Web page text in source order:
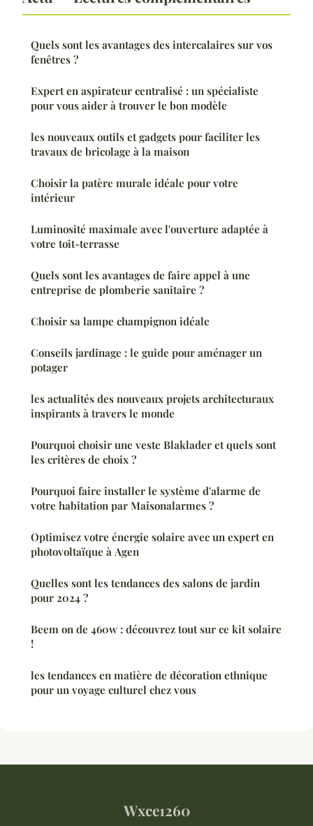
Quels sont les avantages des intercalaires sur vos
fenêtres ?
Expert en aspirateur centralisé : un spécialiste
pour vous aider à trouver le bon modèle
les nouveaux outils et gadgets pour faciliter les
travaux de bricolage à la maison
Choisir la patère murale idéale pour votre
intérieur
Luminosité maximale avec l'ouverture adaptée à
votre toit-terrasse
Quels sont les avantages de faire appel à une
entreprise de plomberie sanitaire ?
Choisir sa lampe champignon idéale
Conseils jardinage : le guide pour aménager un
potager
les actualités des nouveaux projets architecturaux
inspirants à travers le monde
Pourquoi choisir une veste Blaklader et quels sont
les critères de choix ?
Pourquoi faire installer le système d'alarme de
votre habitation par Maisonalarmes ?
Optimisez votre énergie solaire avec un expert en
photovoltaïque à Agen
Quelles sont les tendances des salons de jardin
pour 2024 ?
Beem on de 460w : découvrez tout sur ce kit solaire
!
les tendances en matière de décoration ethnique
pour un voyage culturel chez vous
Wxce1260